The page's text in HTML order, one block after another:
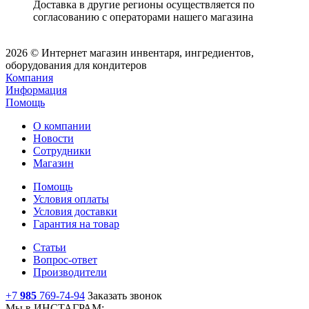
Доставка в другие регионы осуществляется по
согласованию с операторами нашего магазина
2026 © Интернет магазин инвентаря, ингредиентов,
оборудования для кондитеров
Компания
Информация
Помощь
О компании
Новости
Сотрудники
Магазин
Помощь
Условия оплаты
Условия доставки
Гарантия на товар
Статьи
Вопрос-ответ
Производители
+7 985 769-74-94 Заказать звонок